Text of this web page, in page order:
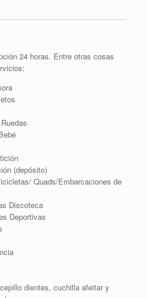
24 horas. Entre otras cosas
(depósito)
Quads/Embarcaciones de
Discoteca
Deportivas
dientes, cuchilla afeitar y